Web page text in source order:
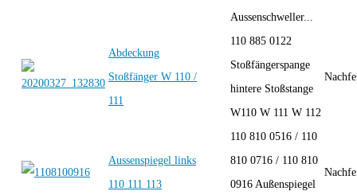
Aussenschweller...
Abdeckung
Stoßfänger W 110 /
111
110 885 0122
Stoßfängerspange
hintere Stoßstange
W110 W 111 W 112
Aussenspiegel links
110 111 113
110 810 0516 / 110
810 0716 / 110 810
0916 Außenspiegel